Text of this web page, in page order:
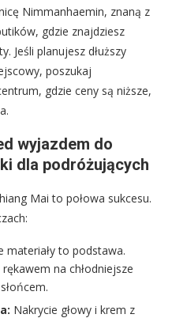
Nimmanhaemin, znaną z
gdzie znajdziesz
Jeśli planujesz dłuższy
poszukaj
gdzie ceny są niższe,
wyjazdem do
dla podróżujących
Mai to połowa sukcesu.
materiały to podstawa.
na chłodniejsze
Nakrycie głowy i krem z